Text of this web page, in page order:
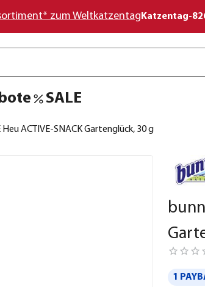
zum Weltkatzentag Katzentag-
SALE
Heu ACTIVE-SNACK Gartenglück, 30 g
1